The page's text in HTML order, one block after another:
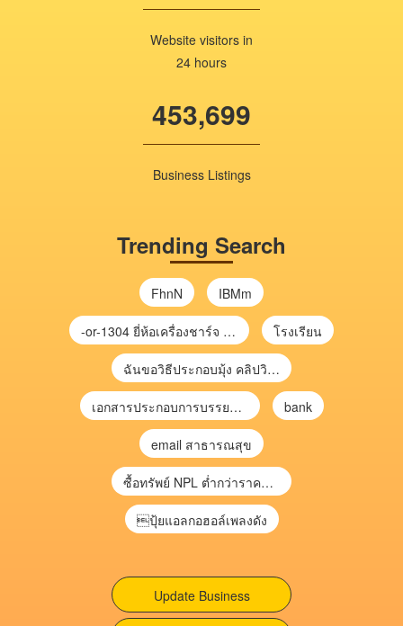
Website visitors in
24 hours
453,699
Business Listings
Trending Search
FhnN IBMm
-or-1304 ยี่ห้อเครื่องชาร์จ chargecore โรงเรียน
ฉันขอวิธีประกอบมุ้ง คลิปวิดีโอ การประกอบมุ้ง
เอกสารประกอบการบรรยาย การประเมินความเสี่ยงเพื่อวางแผนการตรวจสอบ \ bank
email สาธารณสุข
ซื้อทรัพย์ NPL ต่ำกว่าราคาตลาด 30-70% แบบไม่ต้องไปประมูล”
ปุ้ยแอลกอฮอล์เพลงดัง
Update Business